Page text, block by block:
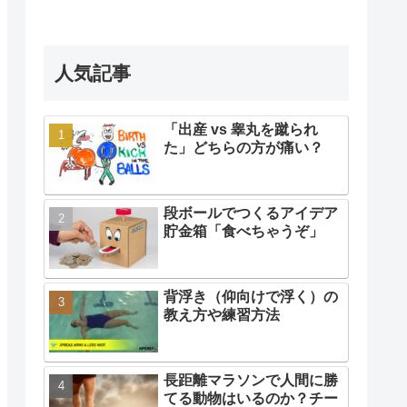
人気記事
「出産 vs 睾丸を蹴られ
た」どちらの方が痛い？
段ボールでつくるアイデア
貯金箱「食べちゃうぞ」
背浮き（仰向けで浮く）の
教え方や練習方法
長距離マラソンで人間に勝
てる動物はいるのか？チー